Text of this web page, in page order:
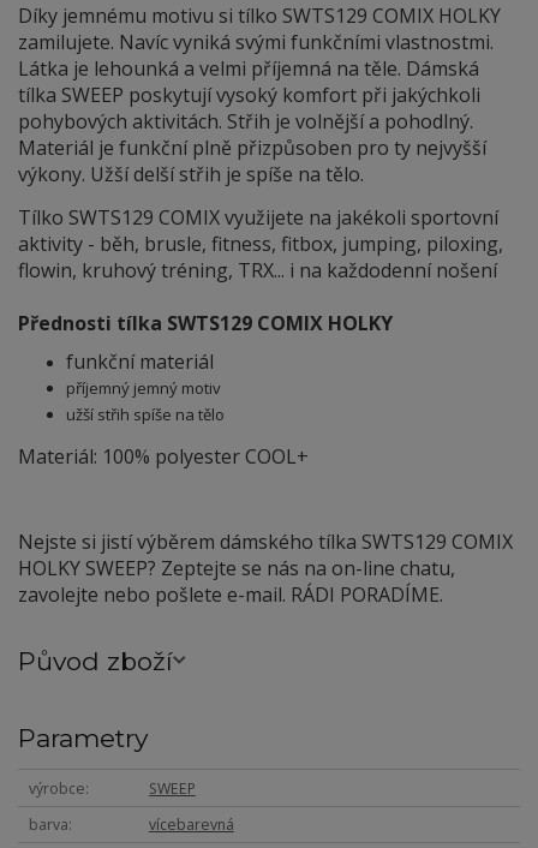
Díky jemnému motivu si tílko SWTS129 COMIX HOLKY
zamilujete. Navíc vyniká svými funkčními vlastnostmi.
Látka je lehounká a velmi příjemná na těle. Dámská
tílka SWEEP poskytují vysoký komfort při jakýchkoli
pohybových aktivitách. Střih je volnější a pohodlný.
Materiál je funkční plně přizpůsoben pro ty nejvyšší
výkony. Užší delší střih je spíše na tělo.
Tílko SWTS129 COMIX využijete na jakékoli sportovní
aktivity - běh, brusle, fitness, fitbox, jumping, piloxing,
flowin, kruhový tréning, TRX... i na každodenní nošení
Přednosti tílka SWTS129 COMIX HOLKY
funkční materiál
příjemný jemný motiv
užší střih spíše na tělo
Materiál: 100% polyester COOL+
Nejste si jistí výběrem dámského tílka SWTS129 COMIX
HOLKY SWEEP? Zeptejte se nás na on-line chatu,
zavolejte nebo pošlete e-mail. RÁDI PORADÍME.
Původ zboží
Parametry
výrobce
SWEEP
barva
vícebarevná